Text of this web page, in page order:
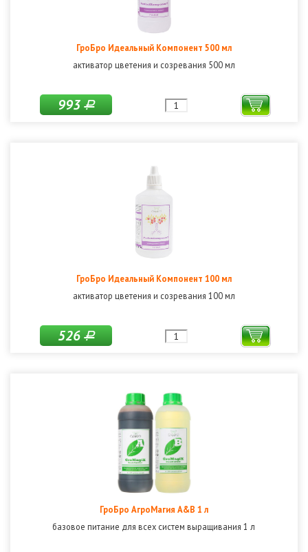
ГроБро Идеальный Компонент 500 мл
активатор цветения и созревания 500 мл
993Р
ГроБро Идеальный Компонент 100 мл
активатор цветения и созревания 100 мл
526Р
ГроБро АгроМагия A&B 1 л
базовое питание для всех систем выращивания 1 л